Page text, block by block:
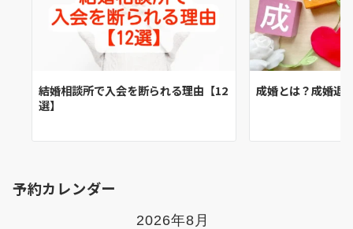
結婚相談所で入会を断られる理由【12
選】
成婚とは？成婚退
予約カレンダー
2026年8月